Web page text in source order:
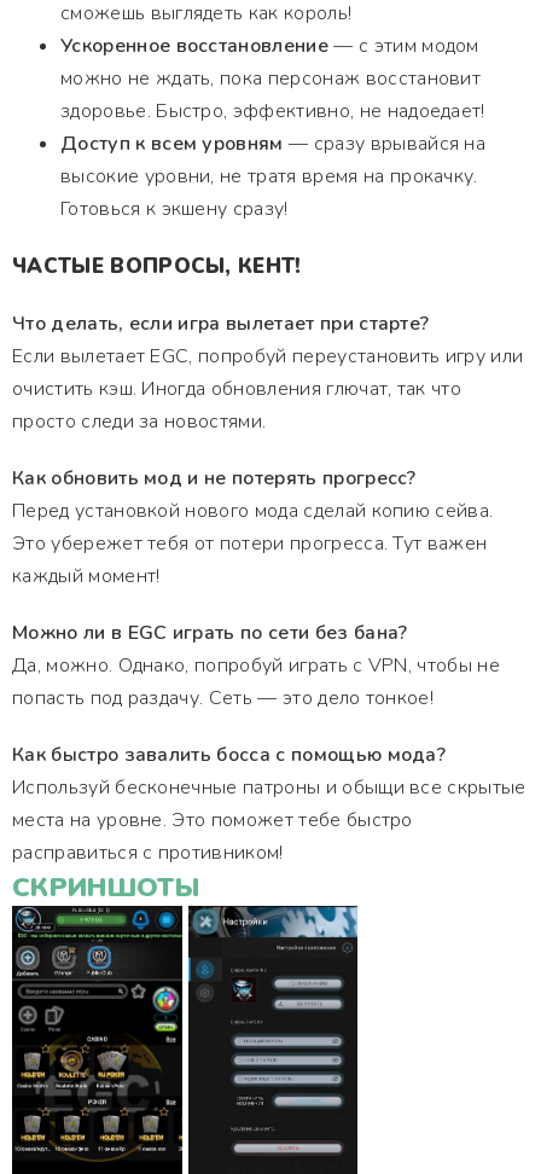
сможешь выглядеть как король!
Ускоренное восстановление— с этим модом
можно не ждать, пока персонаж восстановит
здоровье. Быстро, эффективно, не надоедает!
Доступ к всем уровням — сразу врывайся на
высокие уровни, не тратя время на прокачку.
Готовься к экшену сразу!
ЧАСТЫЕ ВОПРОСЫ, КЕНТ!
Что делать, если игра вылетает при старте?
Если вылетает EGC, попробуй переустановить игру или
очистить кэш. Иногда обновления глючат, так что
просто следи за новостями.
Как обновить мод и не потерять прогресс?
Перед установкой нового мода сделай копию сейва.
Это убережет тебя от потери прогресса. Тут важен
каждый момент!
Можно ли в EGC играть по сети без бана?
Да, можно. Однако, попробуй играть с VPN, чтобы не
попасть под раздачу. Сеть — это дело тонкое!
Как быстро завалить босса с помощью мода?
Используй бесконечные патроны и обыщи все скрытые
места на уровне. Это поможет тебе быстро
расправиться с противником!
СКРИНШОТЫ